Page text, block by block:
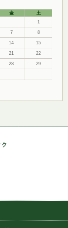
金
土
1
7 8
14 15
21 22
28 29